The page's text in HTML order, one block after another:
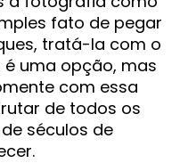
fato de pegar
tratá-la com o
uma opção, mas
com essa
de todos os
séculos de